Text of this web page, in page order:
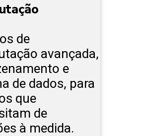
de
avançada,
e
de dados, para
que
de
à medida.